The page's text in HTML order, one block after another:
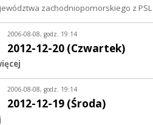
zachodniopomorskiego z PSL
2006-08-08, godz. 19:14
2012-12-20 (Czwartek)
2006-08-08, godz. 19:14
2012-12-19 (Środa)